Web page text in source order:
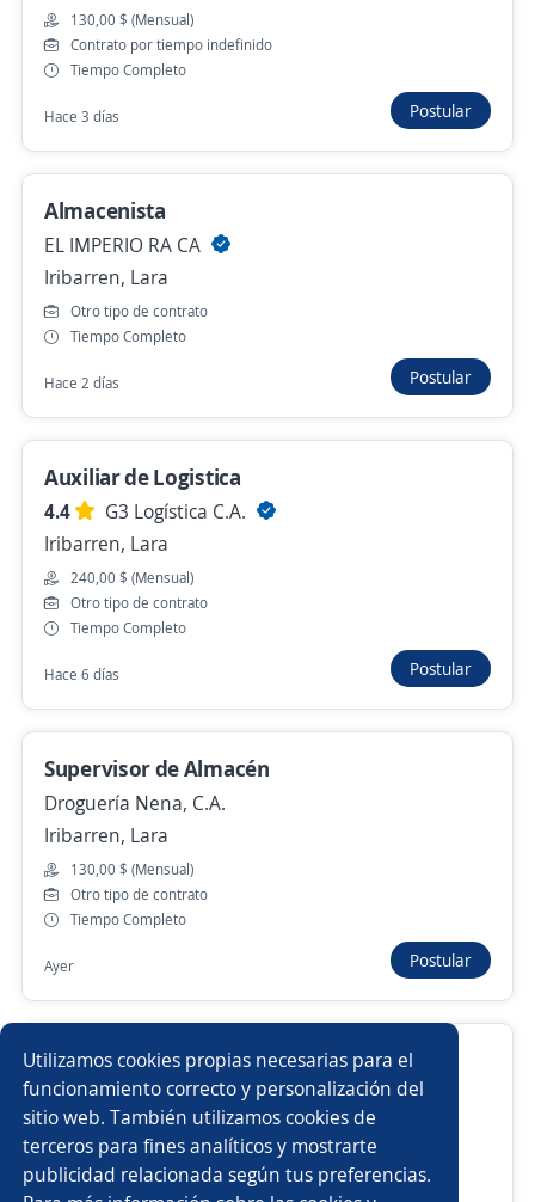
Utilizamos cookies propias necesarias para el
funcionamiento correcto y personalización del
sitio web. También utilizamos cookies de
terceros para fines analíticos y mostrarte
publicidad relacionada según tus preferencias.
Hace 3 días
Se precisa Urgente Empleo destacado
Auxiliar de Almacén y Despacho
Motorizado
Importante empresa del sector
Iribarren, Lara
130,00 $ (Mensual)
Hace 3 días
Conductor
GRUPO LEIROS
Iribarren, Lara
130,00 $ (Mensual)
Hace 4 días
Analista de Almacén (La Miel)
Organización El Tunal
Simón Planas, Lara
Hace 6 días
Anterior
Nuevas ofertas de empleo Avísame
Mensajero/a motorizado/a Especialista en almacén
Ayudante de almacén Chófer de distribución
Buscar es más fácil en la app
130,00 $ (Mensual)
Contrato por tiempo indefinido
Tiempo Completo
Hace 3 días Postular
Almacenista
EL IMPERIO RA CA
Iribarren, Lara
Otro tipo de contrato
Tiempo Completo
Hace 2 días Postular
Auxiliar de Logistica
4.4
G3 Logística C.A.
Iribarren, Lara
240,00 $ (Mensual)
Otro tipo de contrato
Tiempo Completo
Hace 6 días Postular
Supervisor de Almacén
Droguería Nena, C.A.
Iribarren, Lara
130,00 $ (Mensual)
Otro tipo de contrato
Tiempo Completo
Ayer Postular
Jefe de Almacén y Logística
Todo Tractor, C.A.
Iribarren, Lara
Contrato por tiempo indefinido
Tiempo Completo